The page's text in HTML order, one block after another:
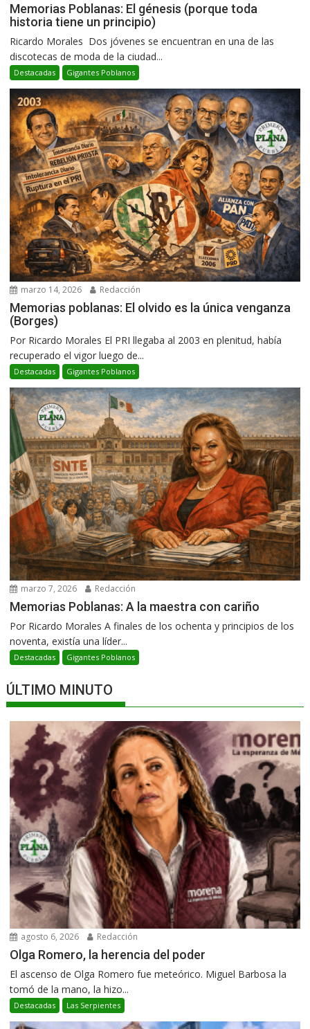
Memorias Poblanas: El génesis (porque toda
historia tiene un principio)
Ricardo Morales Dos jóvenes se encuentran en una de las
discotecas de moda de la ciudad...
Destacadas Gigantes Poblanos
marzo 14, 2026 Redacción
Memorias poblanas: El olvido es la única venganza
(Borges)
Por Ricardo Morales El PRI llegaba al 2003 en plenitud, había
recuperado el vigor luego de...
Destacadas Gigantes Poblanos
marzo 7, 2026 Redacción
Memorias Poblanas: A la maestra con cariño
Por Ricardo Morales A finales de los ochenta y principios de los
noventa, existía una líder...
Destacadas Gigantes Poblanos
ÚLTIMO MINUTO
agosto 6, 2026 Redacción
Olga Romero, la herencia del poder
El ascenso de Olga Romero fue meteórico. Miguel Barbosa la
tomó de la mano, la hizo...
Destacadas Las Serpientes